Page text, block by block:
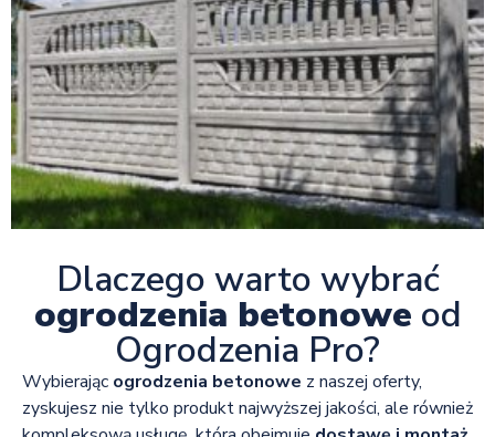
Dlaczego warto wybrać
ogrodzenia betonowe od
Ogrodzenia Pro?
Wybierając ogrodzenia betonowe z naszej oferty,
zyskujesz nie tylko produkt najwyższej jakości, ale również